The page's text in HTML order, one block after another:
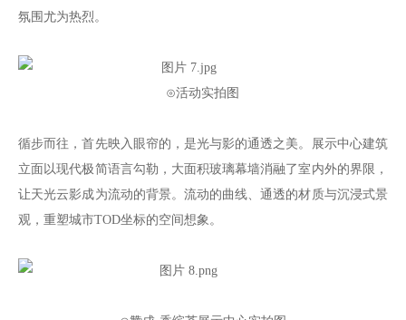
氛围尤为热烈。
⊙活动实拍图
循步而往，首先映入眼帘的，是光与影的通透之美。展示中心建筑
立面以现代极简语言勾勒，大面积玻璃幕墙消融了室内外的界限，
让天光云影成为流动的背景。流动的曲线、通透的材质与沉浸式景
观，重塑城市TOD坐标的空间想象。